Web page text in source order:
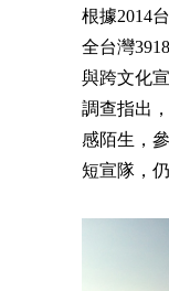
根據2014
全台灣
與跨文化
調查指出
感陌生，
短宣隊，